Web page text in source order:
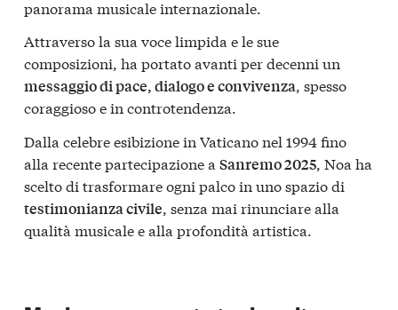
panorama musicale internazionale.
Attraverso la sua voce limpida e le sue
composizioni, ha portato avanti per decenni un
messaggio di pace, dialogo e convivenza, spesso
coraggioso e in controtendenza.
Dalla celebre esibizione in Vaticano nel 1994 fino
alla recente partecipazione a Sanremo 2025, Noa ha
scelto di trasformare ogni palco in uno spazio di
testimonianza civile, senza mai rinunciare alla
qualità musicale e alla profondità artistica.